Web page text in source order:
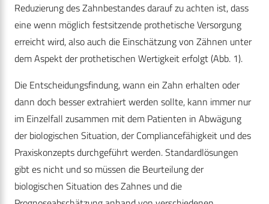
Reduzierung des Zahnbestandes darauf zu achten ist, dass
eine wenn möglich festsitzende prothetische Versorgung
erreicht wird, also auch die Einschätzung von Zähnen unter
dem Aspekt der prothetischen Wertigkeit erfolgt (Abb. 1).
Die Entscheidungsfindung, wann ein Zahn erhalten oder
dann doch besser extrahiert werden sollte, kann immer nur
im Einzelfall zusammen mit dem Patienten in Abwägung
der biologischen Situation, der Compliancefähigkeit und des
Praxiskonzepts durchgeführt werden. Standardlösungen
gibt es nicht und so müssen die Beurteilung der
biologischen Situation des Zahnes und die